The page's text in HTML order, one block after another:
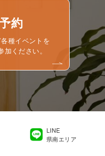
約
種イベントを
ください。
LINE
県南エリア